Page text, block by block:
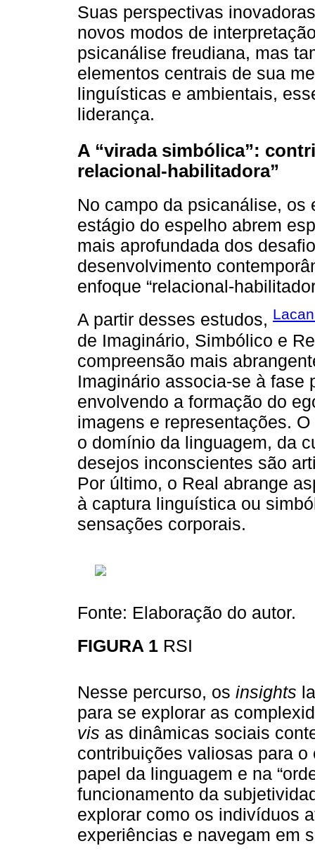
Suas perspectivas
novos modos de
psicanálise freudiana, mas
elementos centrais de sua
linguísticas e ambientais,
liderança.
A “virada simbólica”:
relacional-habilitadora”
No campo da psicanálise,
estágio do espelho abrem
mais aprofundada dos
desenvolvimento
enfoque “relacional-
A partir desses estudos,
de Imaginário, Simbólico e
compreensão mais
Imaginário associa-se à fase
envolvendo a formação do
imagens e representações.
o domínio da linguagem, da
desejos inconscientes são
Por último, o Real abrange
à captura linguística ou
sensações corporais.
Fonte: Elaboração do autor.
FIGURA 1 RSI
Nesse percurso, os insights
para se explorar as
vis as dinâmicas sociais
contribuições valiosas para
papel da linguagem e na
funcionamento da
explorar como os indivíduos
experiências e navegam em